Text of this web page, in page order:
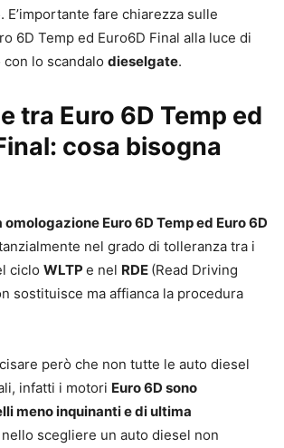
. E’importante fare chiarezza sulle
6D Temp ed Euro6D Final alla luce di
lo scandalo dieselgate.
tra Euro 6D Temp ed
cosa bisogna
Euro 6D Temp ed Euro 6D
nel grado di tolleranza tra i
ciclo WLTP e nel RDE (Read Driving
sostituisce ma affianca la procedura
però che non tutte le auto diesel
infatti i motori Euro 6D sono
meno inquinanti e di ultima
nello scegliere un auto diesel non